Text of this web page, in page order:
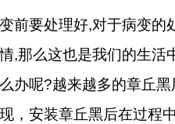
前要处理好,对于病变的
,那么这也是我们的生活
办呢?越来越多的章丘黑
，安装章丘黑后在过程